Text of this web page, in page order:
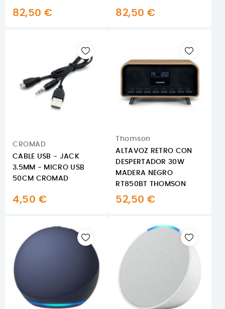
82,50 € 82,50 €
CROMAD
CABLE USB - JACK
3.5MM - MICRO USB
50CM CROMAD
4,50 €
Thomson
ALTAVOZ RETRO CON
DESPERTADOR 30W
MADERA NEGRO
RT850BT THOMSON
52,50 €